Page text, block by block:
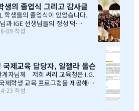
트되지 않고 있었습니다. 최근 자료로 B
을 파악하고 싶었는데, 참고할 만한 데이
보기 시작
신 학업 데이터가 있지 않을까?' 하는 마
의 졸업식 그리고 감사글
학생들의 졸업식이 있었습니다.
과 IGE 선생님들의 정성 덕에
게 되었음을 진심으로 감사드
인적인 사정으로 함께하지 못
께 축하의 인사를 전합니다.오
식이 아닌몇년동안 저희 부모
선생님들의 졸업식이라 해도
09 작성
제교육 담당자, 알젤라 올슨
자님께 저희 써리 교육청은 I.G.
제학생 교육 프로그램을 제공해올
. I.G.E는 지난 10년간 써리 교육
23 작성